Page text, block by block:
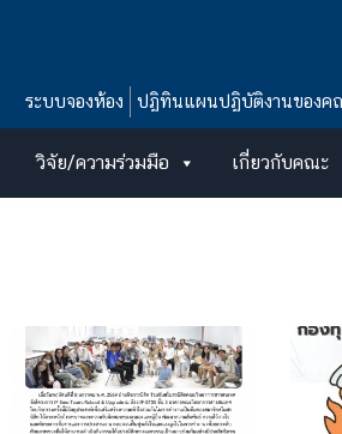
ระบบจองห้อง
ปฏิทินแผนปฏิบัติงานของค
วิจัย/ความร่วมมือ เกี่ยวกับคณะ